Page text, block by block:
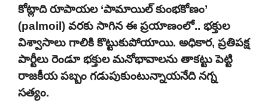
కోట్లాది రూపాయల ‘పామాయిల్ కుంభకోణం’
(palmoil) వరకు సాగిన ఈ ప్రయాణంలో.. భక్తుల
విశ్వాసాలు గాలికి కొట్టుకుపోయాయి. అధికార, ప్రతిపక్ష
పార్టీలు రెండూ భక్తుల మనోభావాలను తాకట్టు పెట్టి
రాజకీయ పబ్బం గడుపుకుంటున్నాయనేది నగ్న
సత్యం.